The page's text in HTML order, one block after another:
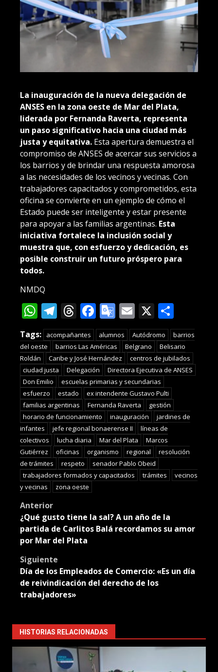
La inauguración de la nueva delegación de
ANSES en la zona oeste de Mar del Plata,
liderada por Fernanda Raverta, representa
un paso significativo hacia una ciudad más
justa y equitativa. Esta apertura demuestra el
compromiso de ANSES de acercar sus servicios a
los barrios y de brindar una respuesta amorosa
a las necesidades de los vecinos y vecinas. Con
trabajadores capacitados y comprometidos, esta
oficina se convierte en un ejemplo de cómo el
Estado puede ser inteligente y estar presente
para apoyar a las familias argentinas. Esta
iniciativa fortalece la inclusión social y
muestra que, con esfuerzo y dedicación, es
posible construir un futuro próspero para
todos.
NMDQ
WhatsApp
Telegram
Threads
Facebook
Google
Translate
Email
X
Tags: acompañantes alumnos Autódromo
barrios
del oeste
barrios Las Américas Belgrano
Belisario
Roldán
Caribe y José Hernández
centros de jubilados
ciudad justa
Delegación
Directora Ejecutiva de ANSES
Don Emilio
escuelas primarias y secundarias
esfuerzo
estado
ex intendente Gustavo Pulti
familias argentinas
Fernanda Raverta
gestión
horario de funcionamiento
inauguración
jardines de
infantes
jefe regional bonaerense II
líneas de
colectivos
lucha diaria Mar del Plata
Marcos
Gutiérrez
oficinas organismo regional
resolución
de trámites
respeto
senador Pablo Obeid
trabajadores formados y capacitados
trámites
vecinos
y vecinas
zona oeste
Post
navigation
Anterior
¿Qué gusto tiene la sal? A un año de la
partida de Carlitos Balá recordamos su amor
por Mar del Plata
Siguiente
Día de los Empleados de Comercio: «Es un día
de reivindicación del derecho de los
trabajadores»
HISTORIAS RELACIONADAS